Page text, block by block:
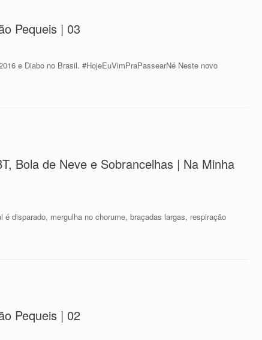
Pequeis | 03
e Diabo no Brasil. #HojeEuVimPraPassearNé Neste novo
Bola de Neve e Sobrancelhas | Na Minha
disparado, mergulha no chorume, braçadas largas, respiração
Pequeis | 02